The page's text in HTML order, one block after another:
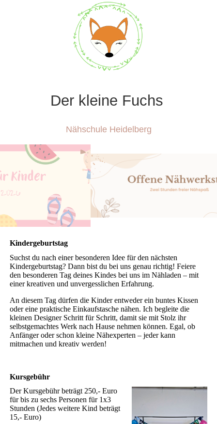
Der kleine Fuchs
Nähschule Heidelberg
Kindergeburtstag
Suchst du nach einer besonderen Idee für den nächsten
Kindergeburtstag? Dann bist du bei uns genau richtig! Feiere
den besonderen Tag deines Kindes bei uns im Nähladen – mit
einer kreativen und unvergesslichen Erfahrung.
An diesem Tag dürfen die Kinder entweder ein buntes Kissen
oder eine praktische Einkaufstasche nähen. Ich begleite die
kleinen Designer Schritt für Schritt, damit sie mit Stolz ihr
selbstgemachtes Werk nach Hause nehmen können. Egal, ob
Anfänger oder schon kleine Nähexperten – jeder kann
mitmachen und kreativ werden!
Kursgebühr
Der Kursgebühr beträgt 250,- Euro
für bis zu sechs Personen für 1x3
Stunden (Jedes weitere Kind beträgt
15,- Euro)